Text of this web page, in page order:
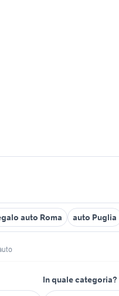
auto Roma auto Puglia
In quale categoria?